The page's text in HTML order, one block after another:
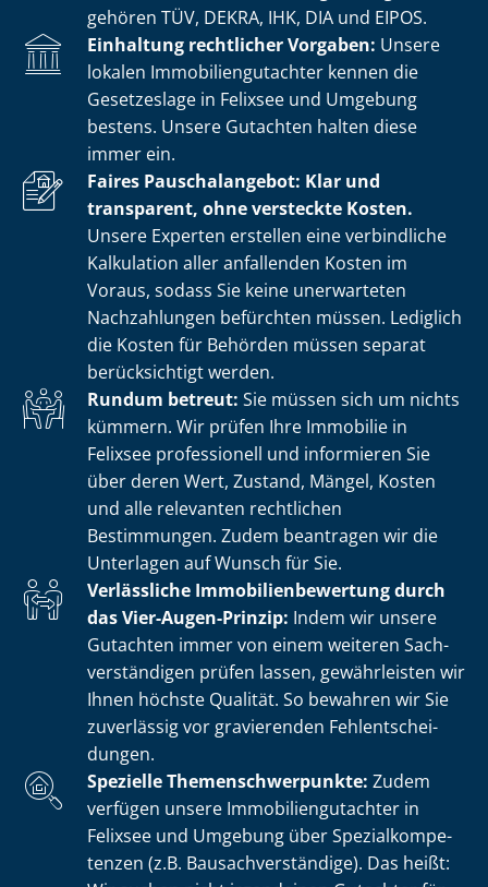
gehören TÜV, DEKRA, IHK, DIA und EIPOS.
Einhaltung rechtlicher Vorgaben: Unsere
lokalen Im­mo­bi­li­en­gut­ach­ter kennen die
Gesetzeslage in Felixsee und Umgebung
bestens. Unsere Gutachten halten diese
immer ein.
Faires Pauschalangebot: Klar und
transparent, ohne versteckte Kosten.
Unsere Experten erstellen eine verbindliche
Kalkulation aller anfallenden Kosten im
Voraus, sodass Sie keine unerwarteten
Nachzahlungen befürchten müssen. Lediglich
die Kosten für Behörden müssen separat
berücksichtigt werden.
Rundum betreut: Sie müssen sich um nichts
kümmern. Wir prüfen Ihre Immobilie in
Felixsee professionell und informieren Sie
über deren Wert, Zustand, Mängel, Kosten
und alle relevanten rechtlichen
Bestimmungen. Zudem beantragen wir die
Unterlagen auf Wunsch für Sie.
Verlässliche Im­mo­bi­li­en­be­wer­tung durch
das Vier-Augen-Prinzip: Indem wir unsere
Gutachten immer von einem weiteren Sach­
ver­stän­di­gen prüfen lassen, gewährleisten wir
Ihnen höchste Qualität. So bewahren wir Sie
zuverlässig vor gravierenden Fehl­ent­schei­
dun­gen.
Spezielle The­men­schwer­punk­te: Zudem
verfügen unsere Im­mo­bi­li­en­gut­ach­ter in
Felixsee und Umgebung über Spe­zi­al­kom­pe­
ten­zen (z.B. Bau­sach­ver­stän­di­ge). Das heißt: